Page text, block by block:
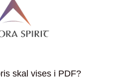
skal vises i PDF?